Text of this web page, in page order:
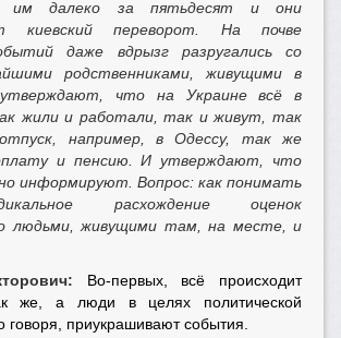
им далеко за пятьдесят и они
киевский переворот. На почве
даже вдрызг разругались со
родственниками, живущими в
что на Украине всё в
жили и работали, так и живут, так
например, в Одессу, так же
и пенсию. И утверждают, что
информируют. Вопрос: как понимать
расхождение оценок
людьми, живущими там, на месте, и
Во-первых, всё происходит
же, а люди в целях политической
говоря, приукрашивают события.